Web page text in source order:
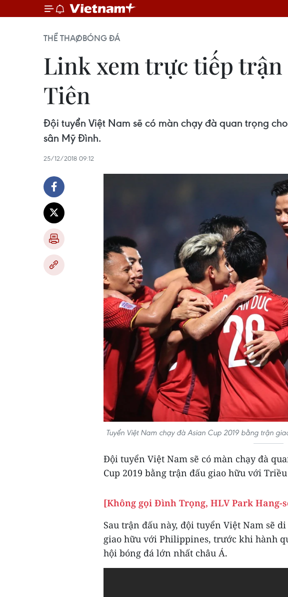
THỂ THAOBÓNG ĐÁ
Link xem trực tiếp trận
Tiên
Đội tuyển Việt Nam sẽ có màn chạy đà quan trọng
sân Mỹ Đình.
25/12/2018 09:12
Tuyển Việt Nam chạy đà Asian Cup 2019 bằng trận
Đội tuyển Việt Nam sẽ có màn chạy đà
Cup 2019 bằng trận đấu giao hữu với
[Không gọi Đình Trọng, HLV Park Hang-
Sau trận đấu này, đội tuyển Việt Nam sẽ
giao hữu với Philippines, trước khi hành
hội bóng đá lớn nhất châu Á.